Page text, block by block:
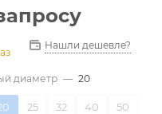
Нашли дешевле?
диаметр — 20
25 32 40 50